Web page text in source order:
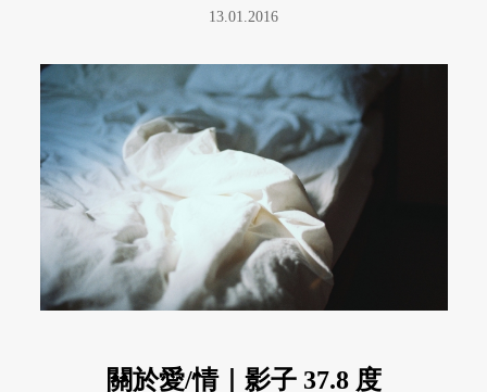
13.01.2016
關於愛/情｜影子 37.8 度